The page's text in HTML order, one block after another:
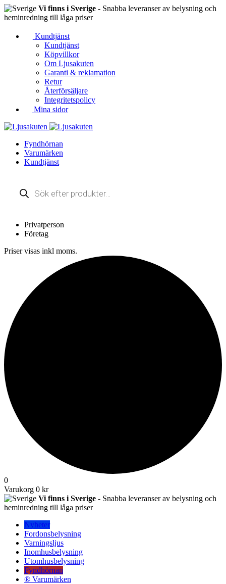
Vi finns i Sverige - Snabba leveranser av belysning och
heminredning till låga priser
Kundtjänst
Kundtjänst
Köpvillkor
Om Ljusakuten
Garanti & reklamation
Retur
Återförsäljare
Integritetspolicy
Mina sidor
Fyndhörnan
Varumärken
Kundtjänst
Privatperson
Företag
Priser visas inkl moms.
0
Varukorg 0 kr
Vi finns i Sverige - Snabba leveranser av belysning och
heminredning till låga priser
Nyheter
Fordonsbelysning
Varningsljus
Inomhusbelysning
Utomhusbelysning
Fyndhörnan
® Varumärken